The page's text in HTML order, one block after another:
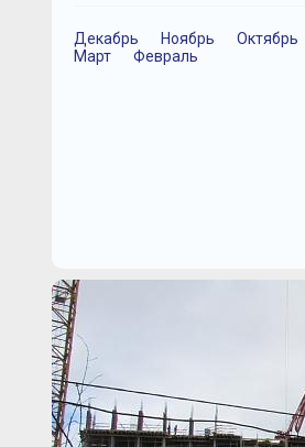
Декабрь Ноябрь Октябрь
Март
Февраль